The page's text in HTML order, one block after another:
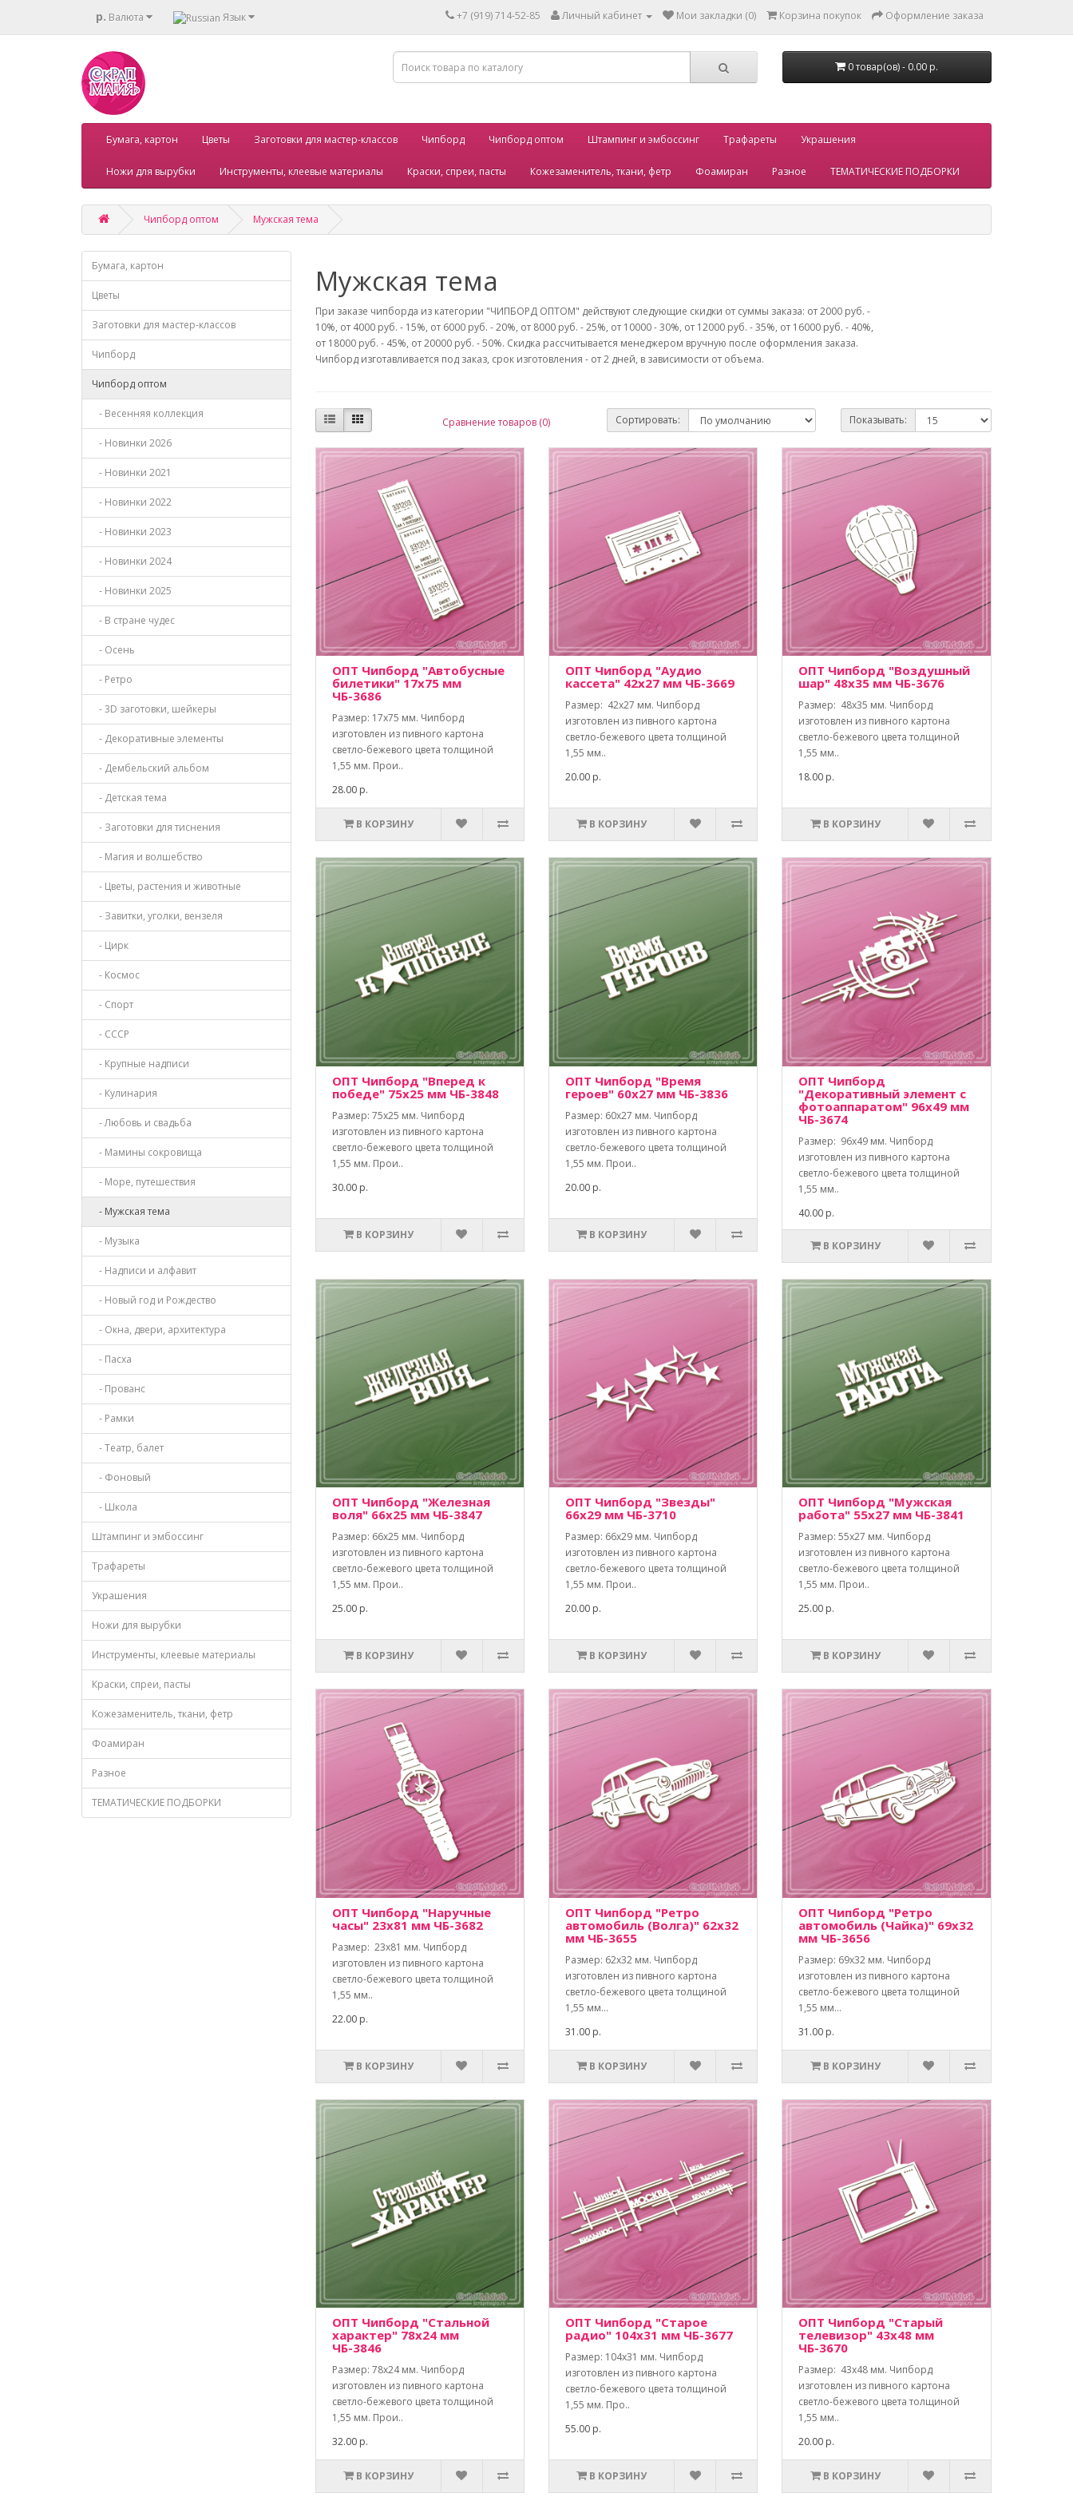
р. Валюта Язык +7 (919) 714-52-85 Личный кабинет Мои закладки (0) Корзина покупок Оформление заказа
0 товар(ов) - 0.00 р.
Бумага, картон Цветы Заготовки для мастер-классов Чипборд Чипборд оптом Штампинг и эмбоссинг Трафареты Украшения
Ножи для вырубки Инструменты, клеевые материалы Краски, спреи, пасты Кожезаменитель, ткани, фетр Фоамиран Разное ТЕМАТИЧЕСКИЕ ПОДБОРКИ
Чипборд оптом Мужская тема
Бумага, картон
Цветы
Заготовки для мастер-классов
Чипборд
Чипборд оптом
- Весенняя коллекция
- Новинки 2026
- Новинки 2021
- Новинки 2022
- Новинки 2023
- Новинки 2024
- Новинки 2025
- В стране чудес
- Осень
- Ретро
- 3D заготовки, шейкеры
- Декоративные элементы
- Дембельский альбом
- Детская тема
- Заготовки для тиснения
- Магия и волшебство
- Цветы, растения и животные
- Завитки, уголки, вензеля
- Цирк
- Космос
- Спорт
- СССР
- Крупные надписи
- Кулинария
- Любовь и свадьба
- Мамины сокровища
- Море, путешествия
- Мужская тема
- Музыка
- Надписи и алфавит
- Новый год и Рождество
- Окна, двери, архитектура
- Пасха
- Прованс
- Рамки
- Театр, балет
- Фоновый
- Школа
Штампинг и эмбоссинг
Трафареты
Украшения
Ножи для вырубки
Инструменты, клеевые материалы
Краски, спреи, пасты
Кожезаменитель, ткани, фетр
Фоамиран
Разное
ТЕМАТИЧЕСКИЕ ПОДБОРКИ
Мужская тема
При заказе чипборда из категории "ЧИПБОРД ОПТОМ" действуют следующие скидки от суммы заказа: от 2000 руб. -
10%, от 4000 руб. - 15%, от 6000 руб. - 20%, от 8000 руб. - 25%, от 10000 - 30%, от 12000 руб. - 35%, от 16000 руб. - 40%,
от 18000 руб. - 45%, от 20000 руб. - 50%. Скидка рассчитывается менеджером вручную после оформления заказа.
Чипборд изготавливается под заказ, срок изготовления - от 2 дней, в зависимости от объема.
Сравнение товаров (0) Сортировать: Показывать:
ОПТ Чипборд "Автобусные
билетики" 17х75 мм
ЧБ-3686
Размер: 17х75 мм. Чипборд
изготовлен из пивного картона
светло-бежевого цвета толщиной
1,55 мм. Прои..
28.00 р.
В КОРЗИНУ
ОПТ Чипборд "Аудио
кассета" 42х27 мм ЧБ-3669
Размер: 42х27 мм. Чипборд
изготовлен из пивного картона
светло-бежевого цвета толщиной
1,55 мм..
20.00 р.
В КОРЗИНУ
ОПТ Чипборд "Воздушный
шар" 48х35 мм ЧБ-3676
Размер: 48х35 мм. Чипборд
изготовлен из пивного картона
светло-бежевого цвета толщиной
1,55 мм..
18.00 р.
В КОРЗИНУ
ОПТ Чипборд "Вперед к
победе" 75х25 мм ЧБ-3848
Размер: 75х25 мм. Чипборд
изготовлен из пивного картона
светло-бежевого цвета толщиной
1,55 мм. Прои..
30.00 р.
В КОРЗИНУ
ОПТ Чипборд "Время
героев" 60х27 мм ЧБ-3836
Размер: 60х27 мм. Чипборд
изготовлен из пивного картона
светло-бежевого цвета толщиной
1,55 мм. Прои..
20.00 р.
В КОРЗИНУ
ОПТ Чипборд
"Декоративный элемент с
фотоаппаратом" 96х49 мм
ЧБ-3674
Размер: 96х49 мм. Чипборд
изготовлен из пивного картона
светло-бежевого цвета толщиной
1,55 мм..
40.00 р.
В КОРЗИНУ
ОПТ Чипборд "Железная
воля" 66х25 мм ЧБ-3847
Размер: 66х25 мм. Чипборд
изготовлен из пивного картона
светло-бежевого цвета толщиной
1,55 мм. Прои..
25.00 р.
В КОРЗИНУ
ОПТ Чипборд "Звезды"
66х29 мм ЧБ-3710
Размер: 66х29 мм. Чипборд
изготовлен из пивного картона
светло-бежевого цвета толщиной
1,55 мм. Прои..
20.00 р.
В КОРЗИНУ
ОПТ Чипборд "Мужская
работа" 55х27 мм ЧБ-3841
Размер: 55х27 мм. Чипборд
изготовлен из пивного картона
светло-бежевого цвета толщиной
1,55 мм. Прои..
25.00 р.
В КОРЗИНУ
ОПТ Чипборд "Наручные
часы" 23х81 мм ЧБ-3682
Размер: 23х81 мм. Чипборд
изготовлен из пивного картона
светло-бежевого цвета толщиной
1,55 мм..
22.00 р.
В КОРЗИНУ
ОПТ Чипборд "Ретро
автомобиль (Волга)" 62х32
мм ЧБ-3655
Размер: 62х32 мм. Чипборд
изготовлен из пивного картона
светло-бежевого цвета толщиной
1,55 мм...
31.00 р.
В КОРЗИНУ
ОПТ Чипборд "Ретро
автомобиль (Чайка)" 69х32
мм ЧБ-3656
Размер: 69х32 мм. Чипборд
изготовлен из пивного картона
светло-бежевого цвета толщиной
1,55 мм...
31.00 р.
В КОРЗИНУ
ОПТ Чипборд "Стальной
характер" 78х24 мм
ЧБ-3846
Размер: 78х24 мм. Чипборд
изготовлен из пивного картона
светло-бежевого цвета толщиной
1,55 мм. Прои..
32.00 р.
В КОРЗИНУ
ОПТ Чипборд "Старое
радио" 104х31 мм ЧБ-3677
Размер: 104х31 мм. Чипборд
изготовлен из пивного картона
светло-бежевого цвета толщиной
1,55 мм. Про..
55.00 р.
В КОРЗИНУ
ОПТ Чипборд "Старый
телевизор" 43х48 мм
ЧБ-3670
Размер: 43х48 мм. Чипборд
изготовлен из пивного картона
светло-бежевого цвета толщиной
1,55 мм..
20.00 р.
В КОРЗИНУ